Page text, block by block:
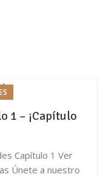
1 – ¡Capítulo
Capítulo 1 Ver
Únete a nuestro